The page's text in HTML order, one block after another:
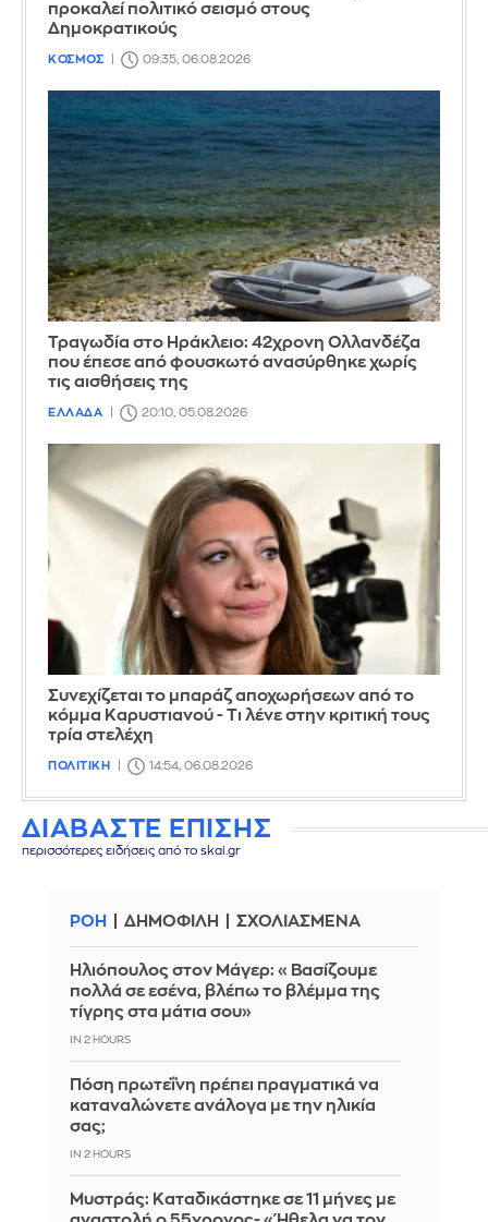
προκαλεί πολιτικό σεισμό στους
Δημοκρατικούς
ΚΟΣΜΟΣ 09:35, 06.08.2026
Τραγωδία στο Ηράκλειο: 42χρονη Ολλανδέζα
που έπεσε από φουσκωτό ανασύρθηκε χωρίς
τις αισθήσεις της
ΕΛΛΑΔΑ 20:10, 05.08.2026
Συνεχίζεται το μπαράζ αποχωρήσεων από το
κόμμα Καρυστιανού - Τι λένε στην κριτική τους
τρία στελέχη
ΠΟΛΙΤΙΚΗ 14:54, 06.08.2026
ΔΙΑΒΑΣΤΕ ΕΠΙΣΗΣ
περισσότερες ειδήσεις από το skai.gr
ΡΟΗ ΔΗΜΟΦΙΛΗ ΣΧΟΛΙΑΣΜΕΝΑ
Ηλιόπουλος στον Μάγερ: «Βασίζουμε
πολλά σε εσένα, βλέπω το βλέμμα της
τίγρης στα μάτια σου»
IN 2 HOURS
Πόση πρωτεΐνη πρέπει πραγματικά να
καταναλώνετε ανάλογα με την ηλικία
σας;
IN 2 HOURS
Μυστράς: Καταδικάστηκε σε 11 μήνες με